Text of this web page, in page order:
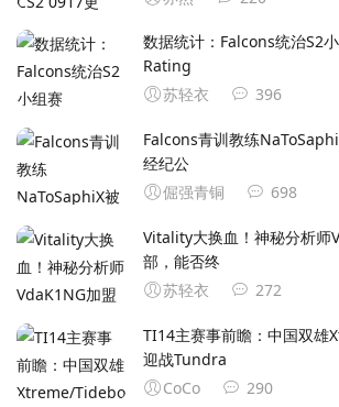
数据统计：Falcons统治S2
Rating
苏轻衣
396
Falcons青训教练
经纪公
倔强青铜
698
Vitality大换血！神秘分析师
部，能否终
苏轻衣
272
TI14主赛事前瞻：中国双
迎战Tundra
CoCo
290